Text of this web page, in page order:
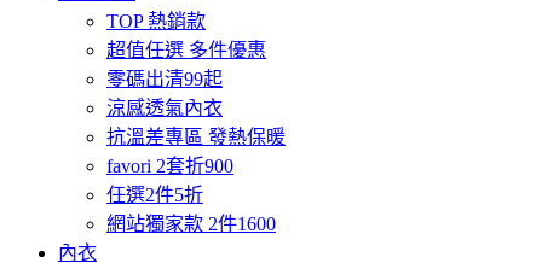
TOP 熱銷款
超值任選 多件優惠
零碼出清99起
涼感透氣內衣
抗溫差專區 發熱保暖
favori 2套折900
任選2件5折
網站獨家款 2件1600
內衣